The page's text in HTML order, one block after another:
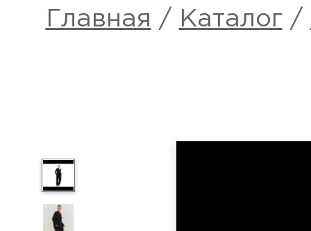
Главная / Каталог /